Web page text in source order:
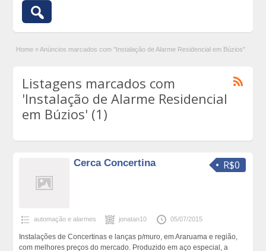
Home » Anúncios marcados com "Instalação de Alarme Residencial em Búzios"
Listagens marcados com
'Instalação de Alarme Residencial
em Búzios' (1)
R$0
Cerca Concertina
automação e alarmes jonatan10 05/07/2015
Instalações de Concertinas e lanças p/muro, em Araruama e região,
com melhores preços do mercado. Produzido em aço especial, a